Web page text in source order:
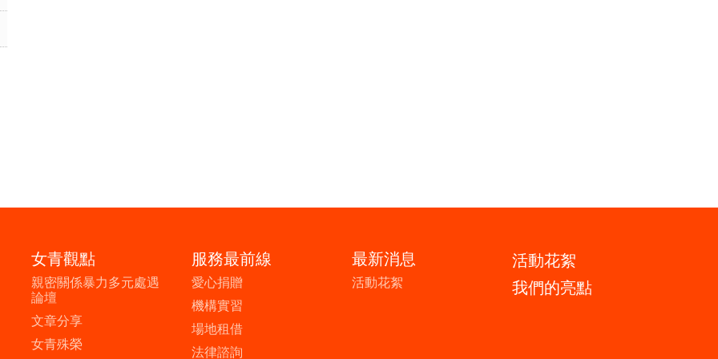
女青觀點
親密關係暴力多元處遇
論壇
文章分享
女青殊榮
服務最前線
愛心捐贈
機構實習
場地租借
法律諮詢
最新消息
活動花絮
活動花絮
我們的亮點